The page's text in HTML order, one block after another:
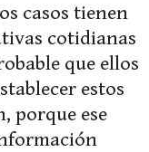
casos tienen
cotidianas
que ellos
estos
porque ese